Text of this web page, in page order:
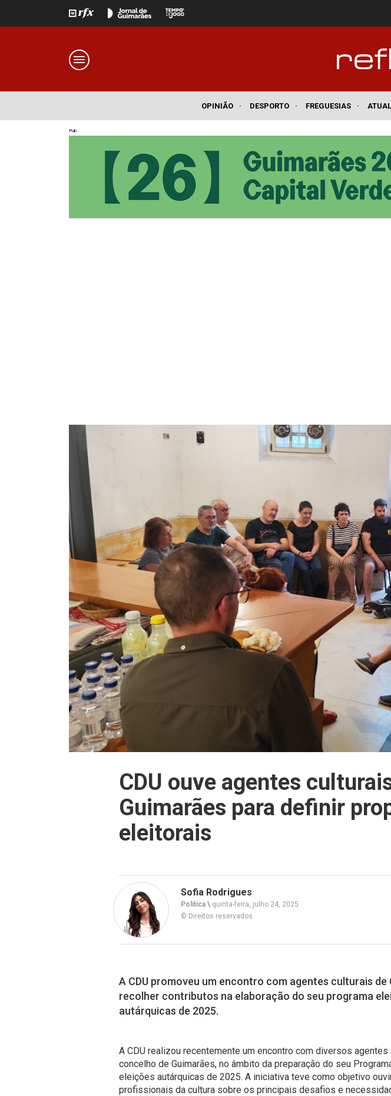
OPINIÃO · DESPORTO · FREGUESIAS ·
Pub
CDU ouve agentes
Guimarães para definir
eleitorais
Sofia Rodrigues
Política \ quinta-feira, julho 24, 2025
© Direitos reservados
A CDU promoveu um encontro com agentes culturais de
recolher contributos na elaboração do seu programa
autárquicas de 2025.
A CDU realizou recentemente um encontro com diversos agentes
concelho de Guimarães, no âmbito da preparação do seu
eleições autárquicas de 2025. A iniciativa teve como objetivo
profissionais da cultura sobre os principais desafios e